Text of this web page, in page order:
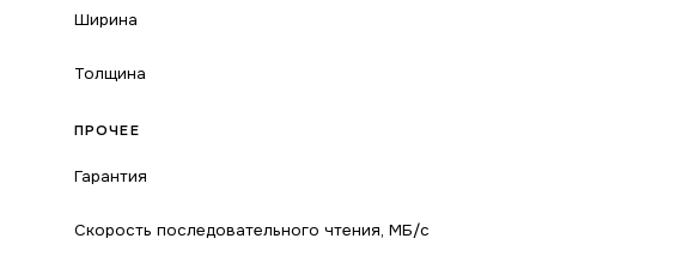
Ширина
Толщина
ПРОЧЕЕ
Гарантия
Скорость последовательного чтения, МБ/с